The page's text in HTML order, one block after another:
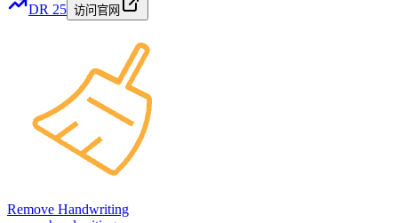
DR 25 访问官网
Remove Handwriting